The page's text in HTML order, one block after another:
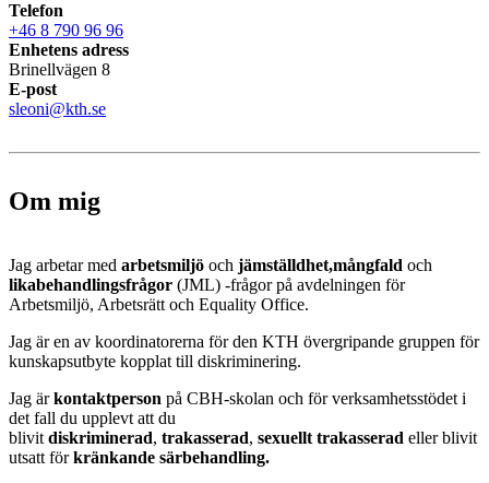
Telefon
+46 8 790 96 96
Enhetens adress
Brinellvägen 8
E-post
sleoni@kth.se
Om mig
Jag arbetar med arbetsmiljö och jämställdhet,mångfald och
likabehandlingsfrågor (JML) -frågor på avdelningen för
Arbetsmiljö, Arbetsrätt och Equality Office.
Jag är en av koordinatorerna för den KTH övergripande gruppen för
kunskapsutbyte kopplat till diskriminering.
Jag ärkontaktperson på CBH-skolan och för verksamhetsstödet i
det fall du upplevt att du
blivit diskriminerad, trakasserad, sexuellt trakasserad eller blivit
utsatt förkränkande särbehandling.